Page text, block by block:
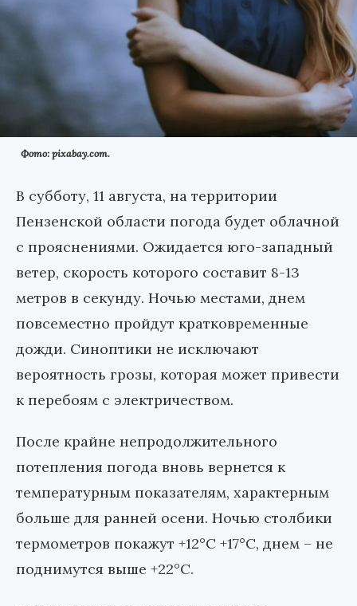
Фото: pixabay.com.
В субботу, 11 августа, на территории
Пензенской области погода будет облачной
с прояснениями. Ожидается юго-западный
ветер, скорость которого составит 8-13
метров в секунду. Ночью местами, днем
повсеместно пройдут кратковременные
дожди. Синоптики не исключают
вероятность грозы, которая может привести
к перебоям с электричеством.
После крайне непродолжительного
потепления погода вновь вернется к
температурным показателям, характерным
больше для ранней осени. Ночью столбики
термометров покажут +12°С +17°С, днем – не
поднимутся выше +22°С.